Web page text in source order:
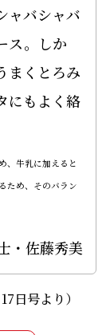
ャバシャバ
ス。しか
まくとろみ
にもよく絡
、牛乳に加えると
ため、そのバラン
・佐藤秀美
日号より）